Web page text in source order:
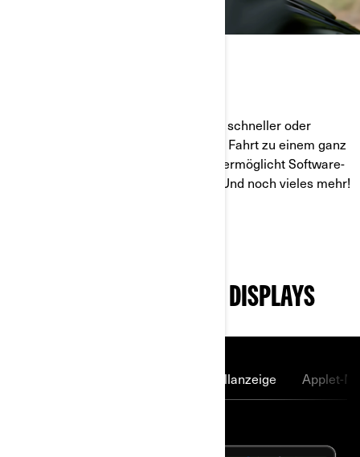
Die Bluetooth-Kopplung war noch nie schneller oder
einfacher. Mit Apple CarPlay wird die Fahrt zu einem ganz
neuen Erlebnis. WLAN-Konnektivität ermöglicht Software-
Updates bequem von zu Hause aus. Und noch vieles mehr!
HAUPTFUNKTIONEN DES DISPLAYS
Vollanzeige Applet-